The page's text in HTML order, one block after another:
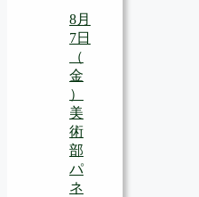
8月
7日
（
金
）
美
術
部
パ
ネ